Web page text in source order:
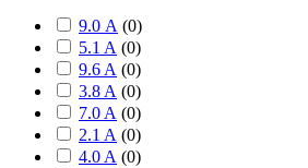
9.0 А (0)
5.1 A (0)
9.6 A (0)
3.8 A (0)
7.0 A (0)
2.1 A (0)
4.0 A (0)